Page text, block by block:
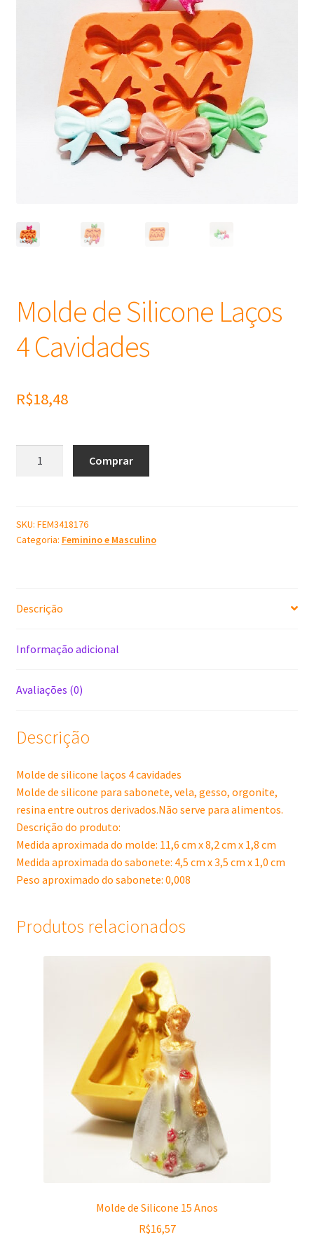
Matéria Prima
Corante, Pigmento e Óxido
Molde de Silicone Laços
4 Cavidades
R$18,48
4
Cavidades
Comprar
SKU: FEM3418176
Categoria: Feminino e Masculino
Descrição
Informação adicional
Avaliações (0)
Descrição
Molde de silicone laços 4 cavidades
Molde de silicone para sabonete, vela, gesso, orgonite,
resina entre outros derivados.Não serve para alimentos.
Descrição do produto:
Medida aproximada do molde: 11,6 cm x 8,2 cm x 1,8 cm
Medida aproximada do sabonete: 4,5 cm x 3,5 cm x 1,0 cm
Peso aproximado do sabonete: 0,008
Produtos relacionados
Molde de Silicone 15 Anos
R$16,57